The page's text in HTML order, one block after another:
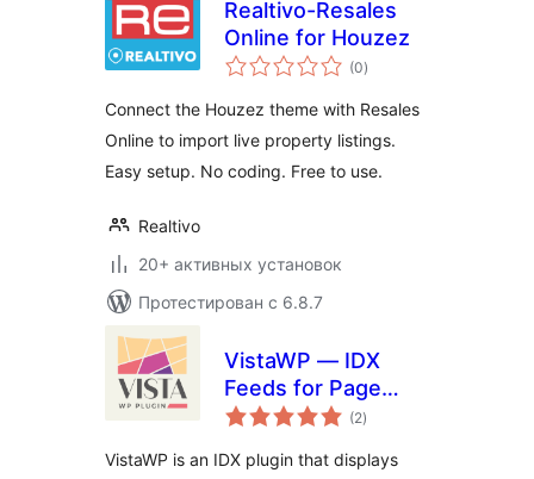
Realtivo-Resales
Online for Houzez
(0общий
рейтинг
)
Connect the Houzez theme with Resales
Online to import live property listings.
Easy setup. No coding. Free to use.
Realtivo
20+ активных установок
Протестирован с 6.8.7
VistaWP — IDX
Feeds for Page
Builders
(2общий
рейтинг
)
VistaWP is an IDX plugin that displays